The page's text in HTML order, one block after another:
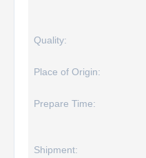
Quality:
Place of Origin:
Prepare Time:
Shipment: